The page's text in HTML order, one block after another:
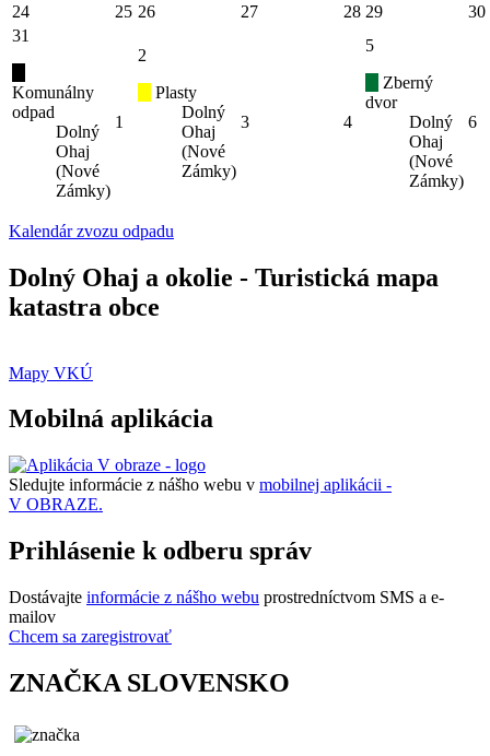
24 25 26 27 28 29
30
31
Komunálny
odpad
Dolný
Ohaj
(Nové
Zámky)
1
2
Plasty
Dolný
Ohaj
(Nové
Zámky)
3 4
5
Zberný
dvor
Dolný
Ohaj
(Nové
Zámky)
6
Kalendár zvozu odpadu
Dolný Ohaj a okolie - Turistická mapa
katastra obce
Mapy VKÚ
Mobilná aplikácia
Sledujte informácie z nášho webu v mobilnej aplikácii -
V OBRAZE.
Prihlásenie k odberu správ
Dostávajte informácie z nášho webu prostredníctvom SMS a e-
mailov
Chcem sa zaregistrovať
ZNAČKA SLOVENSKO